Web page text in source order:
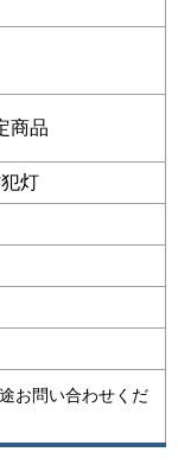
商品
Ｄ防犯灯
お問い合わせくだ